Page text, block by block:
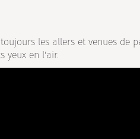
les allers et venues de
yeux en l'air.